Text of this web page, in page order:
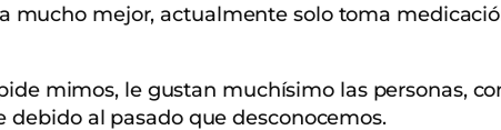
mucho mejor, actualmente solo toma
mimos, le gustan muchísimo las personas,
al pasado que desconocemos.